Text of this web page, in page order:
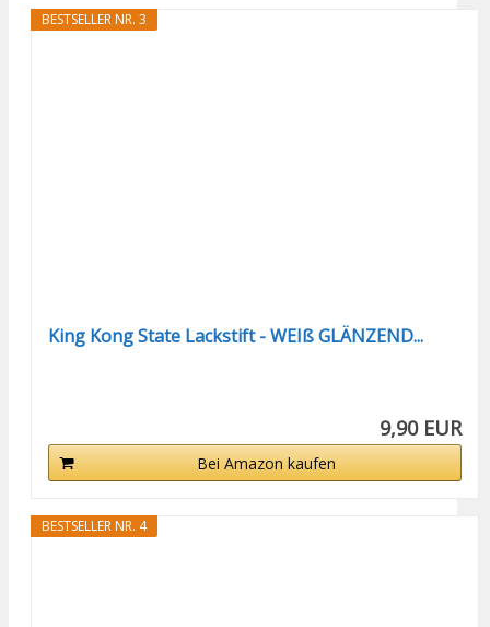
BESTSELLER NR. 3
King Kong State Lackstift - WEIß GLÄNZEND...
9,90 EUR
Bei Amazon kaufen
BESTSELLER NR. 4